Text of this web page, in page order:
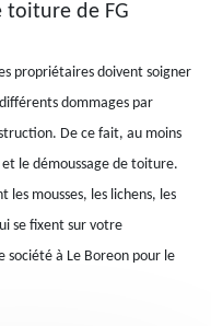
toiture de FG
propriétaires doivent soigner
dommages par
De ce fait, au moins
le démoussage de toiture.
les mousses, les lichens, les
se fixent sur votre
société à Le Boreon pour le